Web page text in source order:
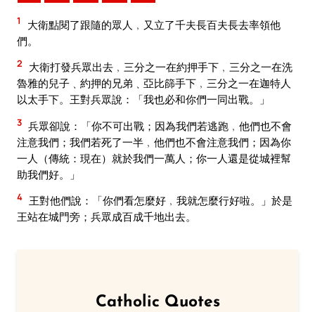
1
大衛點閱了跟隨的眾人﹐又立了千夫長百夫長去率領他
們。
2
大衛打發兵眾出去﹐三分之一在約押手下﹐三分之一在洗
魯雅的兒子﹑約押的兄弟﹑亞比篩手下﹐三分之一在迦特人
以太手下。王對兵眾說：「我也必和你們一同出戰。」
3 兵眾卻說：「你不可出戰；因為我們若逃跑﹐他們也不會
注意我們；我們若死了一半﹐他們也不會注意我們；因為你
一人（傳統：現在）就於我們一萬人；你一人還是從城裡幫
助我們好。」
4 王對他們說：「你們看怎麼好﹐我就怎麼行好啦。」於是
王站在城門旁；兵眾成百成千地出去。
Catholic Quotes